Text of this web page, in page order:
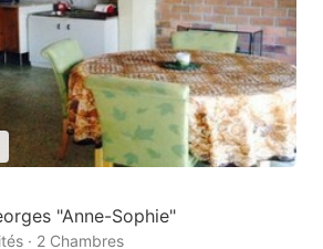
"Anne-Sophie"
· 2 Chambres